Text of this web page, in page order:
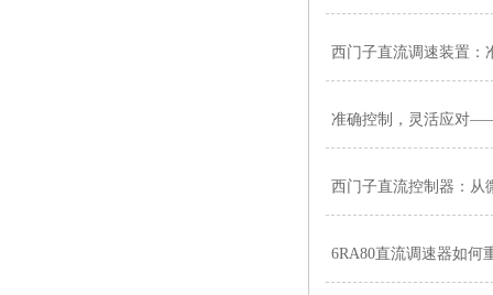
西门子直流调速装置：
准确控制，灵活应对
西门子直流控制器：从
6RA80直流调速器如何